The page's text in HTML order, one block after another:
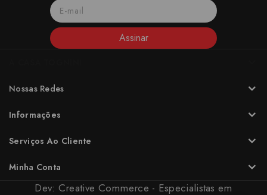
Assinar
Nossas Redes
Informações
Serviços Ao Cliente
Minha Conta
Dev: Creative Commerce - Especialistas em